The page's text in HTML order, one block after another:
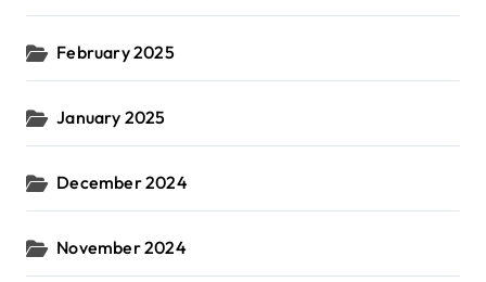
February 2025
January 2025
December 2024
November 2024